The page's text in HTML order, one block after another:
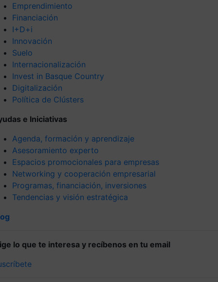
Emprendimiento
Financiación
I+D+i
Innovación
Suelo
Internacionalización
Invest in Basque Country
Digitalización
Política de Clústers
e Iniciativas
Agenda, formación y aprendizaje
Asesoramiento experto
Espacios promocionales para empresas
Networking y cooperación empresarial
Programas, financiación, inversiones
Tendencias y visión estratégica
lo que te interesa y recíbenos en tu email